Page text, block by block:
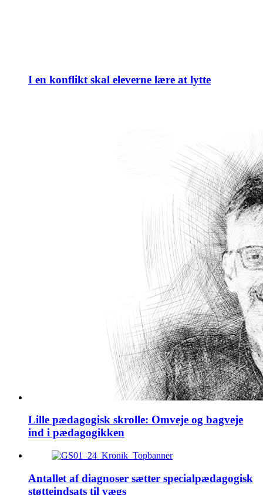
I en konflikt skal eleverne lære at lytte
Lille pædagogisk skrolle: Omveje og bagveje
ind i pædagogikken
Antallet af diagnoser sætter specialpædagogisk
støtteindsats til vægs